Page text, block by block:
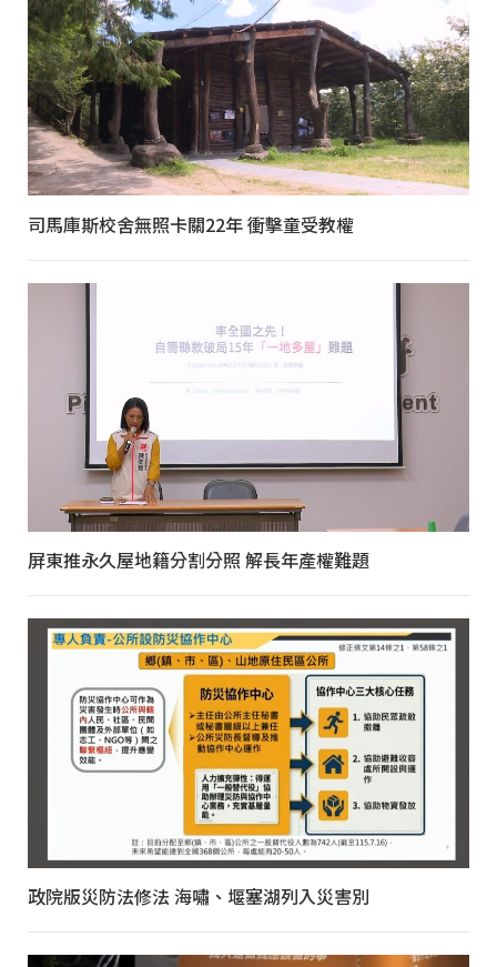
司馬庫斯校舍無照卡關22年 衝擊童受教權
屏東推永久屋地籍分割分照 解長年產權難題
政院版災防法修法 海嘯、堰塞湖列入災害別